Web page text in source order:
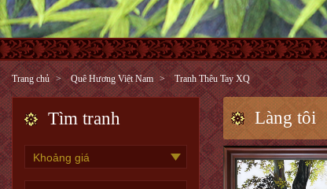
Trang chủ Quê Hương Việt Nam Tranh Thêu Tay XQ
Tìm tranh Làng tôi